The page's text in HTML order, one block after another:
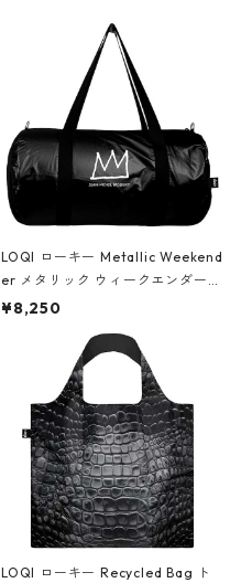
LOQI ローキー Metallic Weekend
er メタリック ウィークエンダー
ボストンバッグ ショルダーバッグ
Black ジャン=ミッシェル・バスキ
ア/クラウン ブラック
¥8,250
LOQI ローキー Recycled Bag ト